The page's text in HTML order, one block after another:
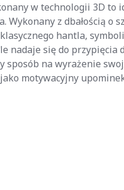
w technologii 3D to
Wykonany z dbałością o
hantla,
nadaje się do
sposób na wyrażenie
motywacyjny